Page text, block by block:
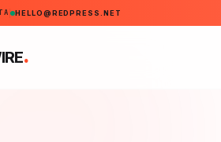
HELLO@REDPRESS.NET
.